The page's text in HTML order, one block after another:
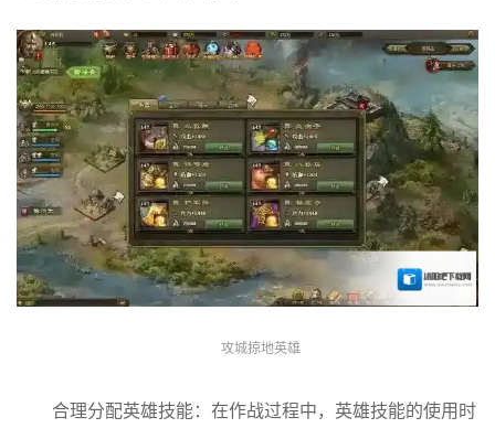
攻城掠地英雄
合理分配英雄技能：在作战过程中，英雄技能的使用时